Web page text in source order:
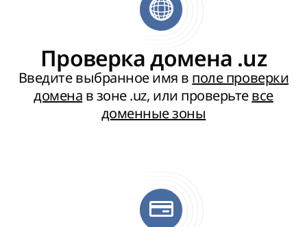
Проверка домена .uz
Введите выбранное имя в поле проверки
домена в зоне .uz, или проверьтевсе
доменные зоны